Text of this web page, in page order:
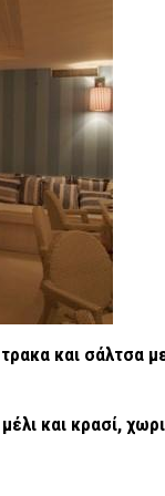
και σάλτσα
και κρασί,